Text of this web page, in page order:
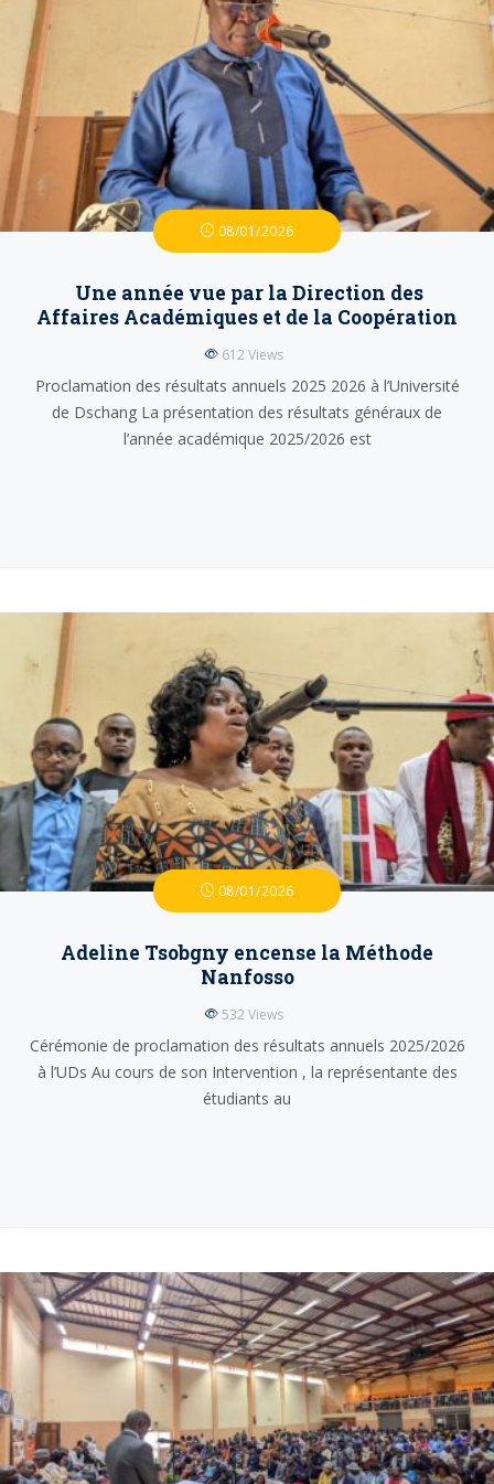
08/01/2026
Une année vue par la Direction des
Affaires Académiques et de la Coopération
612 Views
Proclamation des résultats annuels 2025 2026 à l’Université
de Dschang La présentation des résultats généraux de
l’année académique 2025/2026 est
08/01/2026
Adeline Tsobgny encense la Méthode
Nanfosso
532 Views
Cérémonie de proclamation des résultats annuels 2025/2026
à l’UDs Au cours de son Intervention , la représentante des
étudiants au